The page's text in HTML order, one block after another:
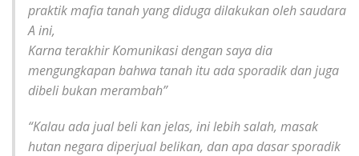
praktik mafia tanah yang diduga dilakukan oleh saudara
A ini,
Karna terakhir Komunikasi dengan saya dia
mengungkapan bahwa tanah itu ada sporadik dan juga
dibeli bukan merambah”
“Kalau ada jual beli kan jelas, ini lebih salah, masak
hutan negara diperjual belikan, dan apa dasar sporadik